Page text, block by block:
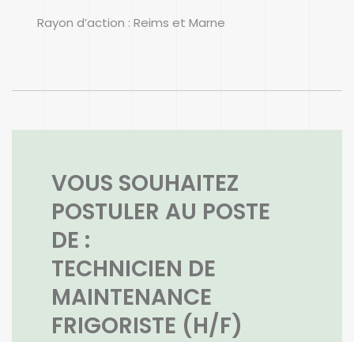
Rayon d’action : Reims et Marne
VOUS SOUHAITEZ
POSTULER AU POSTE
DE :
TECHNICIEN DE
MAINTENANCE
FRIGORISTE (H/F)